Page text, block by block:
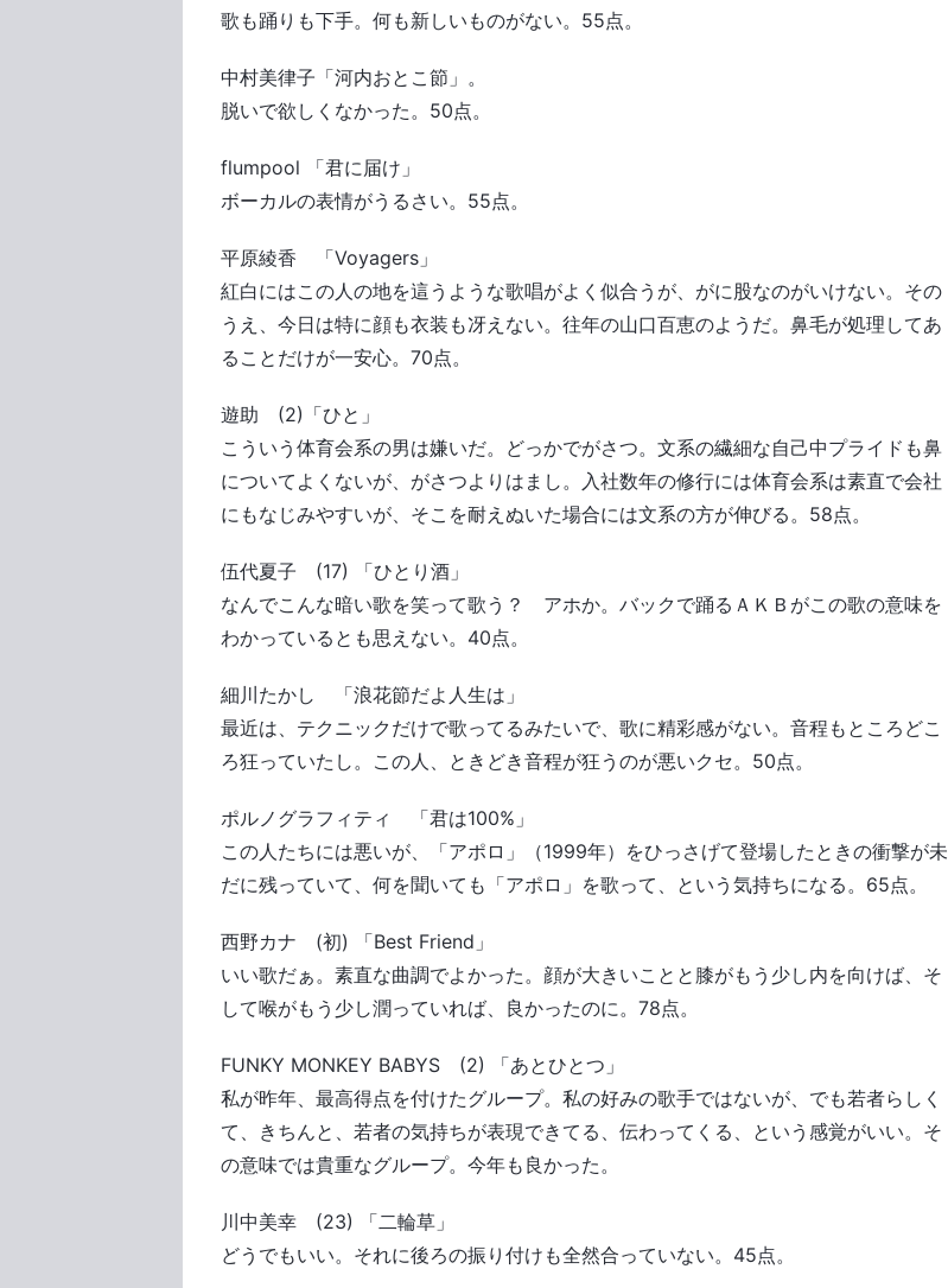
歌も踊りも下手。何も新しいものがない。55点。
中村美律子「河内おとこ節」。
脱いで欲しくなかった。50点。
flumpool 「君に届け」
ボーカルの表情がうるさい。55点。
平原綾香 「Voyagers」
紅白にはこの人の地を這うような歌唱がよく似合うが、がに股なのがいけない。その
うえ、今日は特に顔も衣装も冴えない。往年の山口百恵のようだ。鼻毛が処理してあ
ることだけが一安心。70点。
遊助 (2)「ひと」
こういう体育会系の男は嫌いだ。どっかでがさつ。文系の繊細な自己中プライドも鼻
についてよくないが、がさつよりはまし。入社数年の修行には体育会系は素直で会社
にもなじみやすいが、そこを耐えぬいた場合には文系の方が伸びる。58点。
伍代夏子 (17) 「ひとり酒」
なんでこんな暗い歌を笑って歌う？ アホか。バックで踊るＡＫＢがこの歌の意味を
わかっているとも思えない。40点。
細川たかし 「浪花節だよ人生は」
最近は、テクニックだけで歌ってるみたいで、歌に精彩感がない。音程もところどこ
ろ狂っていたし。この人、ときどき音程が狂うのが悪いクセ。50点。
ポルノグラフィティ 「君は100%」
この人たちには悪いが、「アポロ」（1999年）をひっさげて登場したときの衝撃が未
だに残っていて、何を聞いても「アポロ」を歌って、という気持ちになる。65点。
西野カナ (初) 「Best Friend」
いい歌だぁ。素直な曲調でよかった。顔が大きいことと膝がもう少し内を向けば、そ
して喉がもう少し潤っていれば、良かったのに。78点。
FUNKY MONKEY BABYS (2) 「あとひとつ」
私が昨年、最高得点を付けたグループ。私の好みの歌手ではないが、でも若者らしく
て、きちんと、若者の気持ちが表現できてる、伝わってくる、という感覚がいい。そ
の意味では貴重なグループ。今年も良かった。
川中美幸 (23) 「二輪草」
どうでもいい。それに後ろの振り付けも全然合っていない。45点。